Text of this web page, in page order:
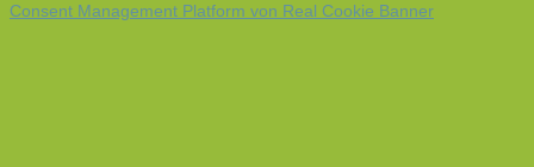
Consent Management Platform von Real Cookie Banner